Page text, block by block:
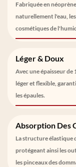
Fabriquée en
naturellement l'eau,
cosmétiques de
Léger & Doux
Avec une épaisseur
léger et flexible,
les épaules.
Absorption Des
La structure élastique
protégeant ainsi les
les pinceaux des